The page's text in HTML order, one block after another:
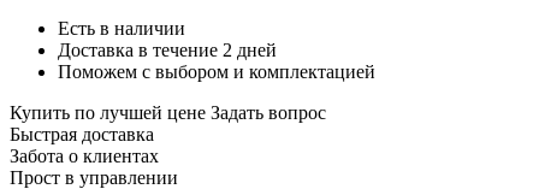
Есть в наличии
Доставка в течение 2 дней
Поможем с выбором и комплектацией
Купить по лучшей цене Задать вопрос
Быстрая доставка
Забота о клиентах
Прост в управлении